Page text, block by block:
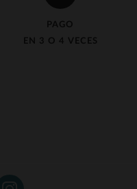
PAGO
EN 3 O 4 VECES